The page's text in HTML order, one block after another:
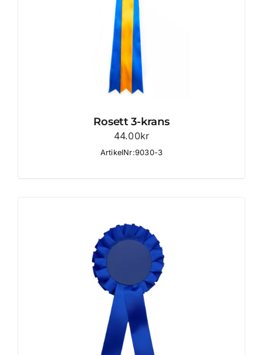
Rosett 3-krans
44.00kr
ArtikelNr:9030-3